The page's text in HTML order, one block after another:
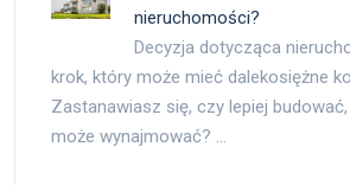
nieruchomości?
Decyzja dotycząca
krok, który może mieć dalekosiężne
Zastanawiasz się, czy lepiej
może wynajmować? …